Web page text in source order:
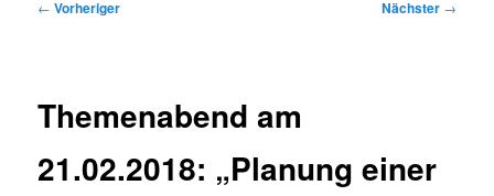
Beitragsnavigation
← Vorheriger Nächster →
Themenabend am
21.02.2018: „Planung einer